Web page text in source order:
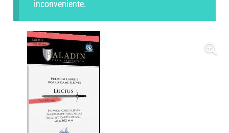
inconveniente.